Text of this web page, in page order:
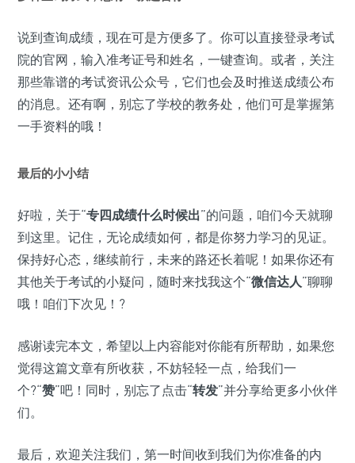
说到查询成绩，现在可是方便多了。你可以直接登录考试
院的官网，输入准考证号和姓名，一键查询。或者，关注
那些靠谱的考试资讯公众号，它们也会及时推送成绩公布
的消息。还有啊，别忘了学校的教务处，他们可是掌握第
一手资料的哦！
最后的小小结
好啦，关于“专四成绩什么时候出”的问题，咱们今天就聊
到这里。记住，无论成绩如何，都是你努力学习的见证。
保持好心态，继续前行，未来的路还长着呢！如果你还有
其他关于考试的小疑问，随时来找我这个“微信达人”聊聊
哦！咱们下次见！?
感谢读完本文，希望以上内容能对你能有所帮助，如果您
觉得这篇文章有所收获，不妨轻轻一点，给我们一
个?“赞”吧！同时，别忘了点击“转发”并分享给更多小伙伴
们。
最后，欢迎关注我们，第一时间收到我们为你准备的内